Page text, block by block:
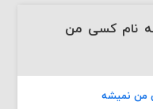
به نام کسی من
من نمیشه